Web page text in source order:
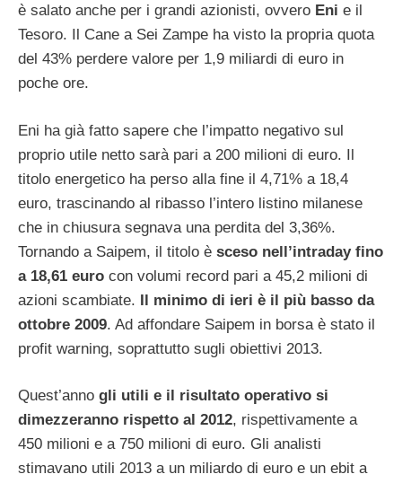
è salato anche per i grandi azionisti, ovvero Eni e il
Tesoro. Il Cane a Sei Zampe ha visto la propria quota
del 43% perdere valore per 1,9 miliardi di euro in
poche ore.
Eni ha già fatto sapere che l’impatto negativo sul
proprio utile netto sarà pari a 200 milioni di euro. Il
titolo energetico ha perso alla fine il 4,71% a 18,4
euro, trascinando al ribasso l’intero listino milanese
che in chiusura segnava una perdita del 3,36%.
Tornando a Saipem, il titolo è sceso nell’intraday fino
a 18,61 euro con volumi record pari a 45,2 milioni di
azioni scambiate. Il minimo di ieri è il più basso da
ottobre 2009. Ad affondare Saipem in borsa è stato il
profit warning, soprattutto sugli obiettivi 2013.
Quest’anno gli utili e il risultato operativo si
dimezzeranno rispetto al 2012, rispettivamente a
450 milioni e a 750 milioni di euro. Gli analisti
stimavano utili 2013 a un miliardo di euro e un ebit a